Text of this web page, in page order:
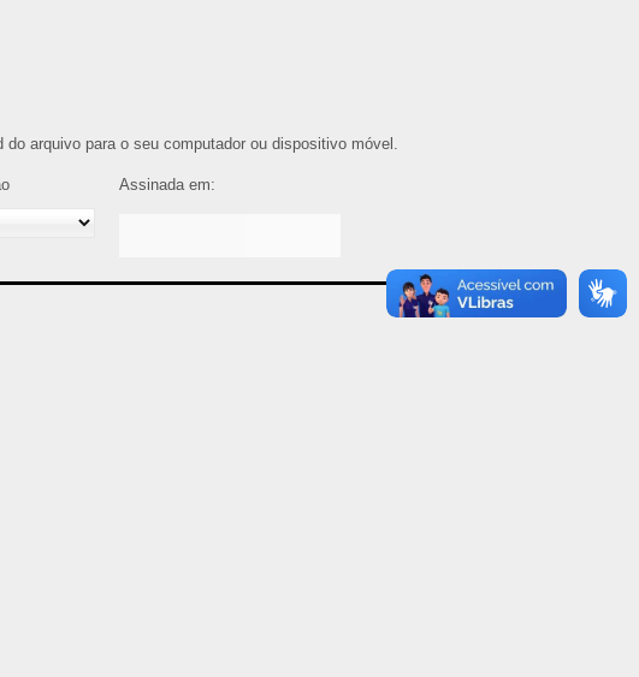
arquivo para o seu computador ou dispositivo móvel.
Assinada em: